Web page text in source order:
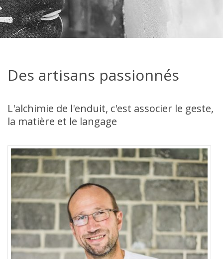
Des artisans passionnés
L'alchimie de l'enduit, c'est associer le geste,
la matière et le langage